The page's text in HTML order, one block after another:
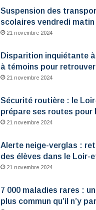
Suspension des
scolaires vendredi matin
21 novembre 2024
Disparition inquiétante
à témoins pour
21 novembre 2024
Sécurité routière : le
prépare ses routes pour
21 novembre 2024
Alerte neige-verglas :
des élèves dans le Loir-
21 novembre 2024
7 000 maladies rares :
plus commun qu’il n’y